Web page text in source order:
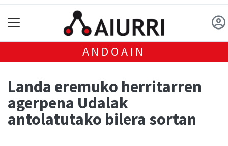
ANDOAIN
Landa eremuko herritarren
agerpena Udalak
antolatutako bilera sortan